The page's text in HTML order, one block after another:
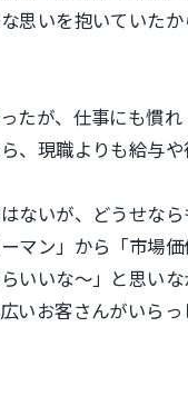
思いを抱いていた
たが、仕事にも慣
、現職よりも給与
ないが、どうせな
マン」から「市場
いいな～」と思い
いお客さんがいら